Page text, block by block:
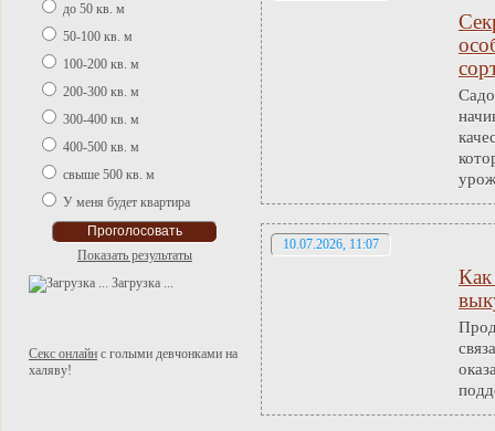
до 50 кв. м
50-100 кв. м
100-200 кв. м
200-300 кв. м
300-400 кв. м
400-500 кв. м
свыше 500 кв. м
У меня будет квартира
Показать результаты
Загрузка ...
Секс онлайн с голыми девчонками на
халяву!
10.07.2026, 11:07
Как